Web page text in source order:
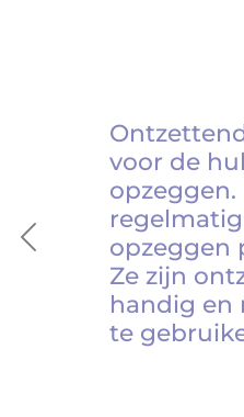
Previous
voor de
opzeggen
Ze zijn
handig en
te